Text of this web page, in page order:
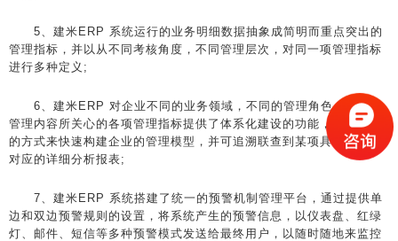
5、建米ERP 系统运行的业务明细数据抽象成简明而重点突出的
管理指标，并以从不同考核角度，不同管理层次，对同一项管理指标
进行多种定义;
6、建米ERP 对企业不同的业务领域，不同的管理角色，不同的
管理内容所关心的各项管理指标提供了体系化建设的功能，以图形化
的方式来快速构建企业的管理模型，并可追溯联查到某项具体指标所
对应的详细分析报表;
7、建米ERP 系统搭建了统一的预警机制管理平台，通过提供单
边和双边预警规则的设置，将系统产生的预警信息，以仪表盘、红绿
灯、邮件、短信等多种预警模式发送给最终用户，以随时随地来监控